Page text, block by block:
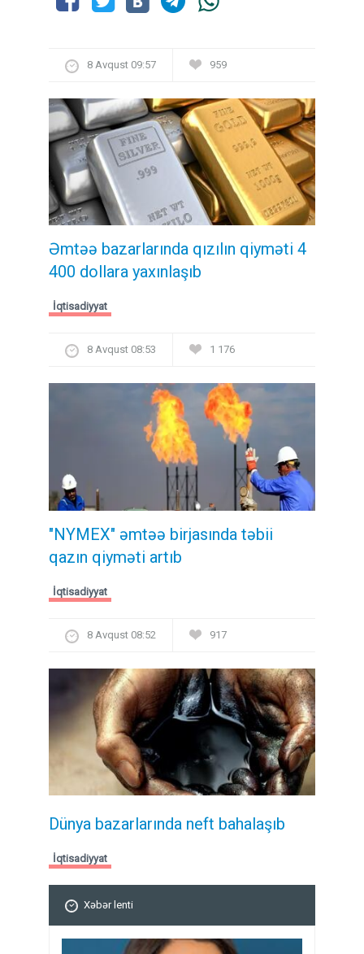
8 Avqust 09:57 959
Əmtəə bazarlarında qızılın qiyməti 4
400 dollara yaxınlaşıb
İqtisadiyyat
8 Avqust 08:53 1 176
"NYMEX" əmtəə birjasında təbii
qazın qiyməti artıb
İqtisadiyyat
8 Avqust 08:52 917
Dünya bazarlarında neft bahalaşıb
İqtisadiyyat
Xəbər lenti